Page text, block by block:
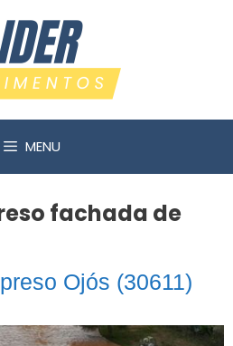
MENU
fachada de
Ojós (30611)